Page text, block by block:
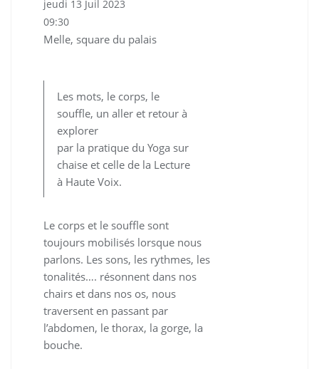
Les mots, le corps, le
souffle, un aller et retour à
explorer
par la pratique du Yoga sur
chaise et celle de la Lecture
à Haute Voix.
Le corps et le souffle sont
toujours mobilisés lorsque nous
parlons. Les sons, les rythmes, les
tonalités…. résonnent dans nos
chairs et dans nos os, nous
traversent en passant par
l’abdomen, le thorax, la gorge, la
bouche.
jeudi 13 Juil 2023
09:30
Melle, square du palais